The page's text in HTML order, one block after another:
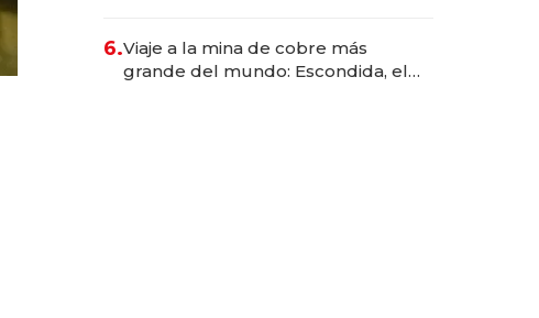
6.Viaje a la mina de cobre más
grande del mundo: Escondida, el